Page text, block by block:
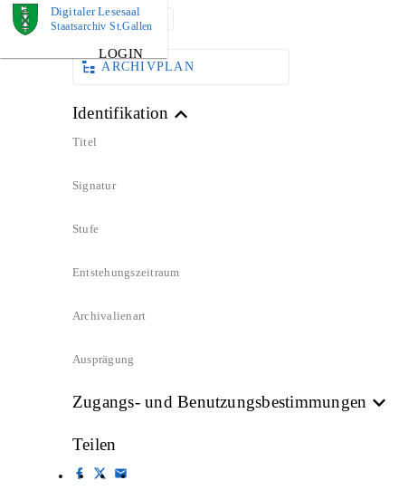
Digitaler Lesesaal
Staatsarchiv St.Gallen
LOGIN
DOKUMENT
ARCHIVPLAN
Identifikation
Titel
Signatur
Stufe
Entstehungszeitraum
Archivalienart
Ausprägung
Zugangs- und Benutzungsbestimmungen
Teilen